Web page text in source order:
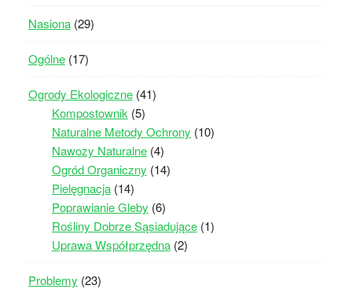
Nasiona(29)
Ogólne(17)
Ogrody Ekologiczne(41)
Kompostownik (5)
Naturalne Metody Ochrony (10)
Nawozy Naturalne(4)
Ogród Organiczny (14)
Pielęgnacja(14)
Poprawianie Gleby (6)
Rośliny Dobrze Sąsiadujące(1)
Uprawa Współprzędna(2)
Problemy (23)